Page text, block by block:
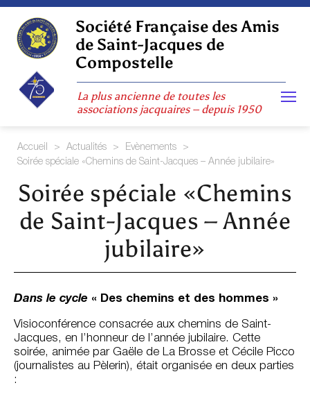
Skip
content
Société Française des Amis
de Saint-Jacques de
Compostelle
La plus ancienne de toutes les
associations jacquaires – depuis 1950
Accueil > Actualités > Evènements
>
Soirée spéciale «Chemins de Saint-Jacques – Année jubilaire»
Soirée spéciale «Chemins
de Saint-Jacques – Année
jubilaire»
Dans le cycle « Des chemins et des hommes »
Visioconférence consacrée aux chemins de Saint-
Jacques, en l’honneur de l’année jubilaire. Cette
soirée, animée par Gaële de La Brosse et Cécile Picco
(journalistes au Pèlerin), était organisée en deux parties
: